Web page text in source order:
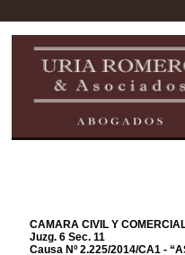
CAMARA CIVIL Y
Juzg. 6 Sec. 11
Causa Nº 2.225/2014/CA1 -